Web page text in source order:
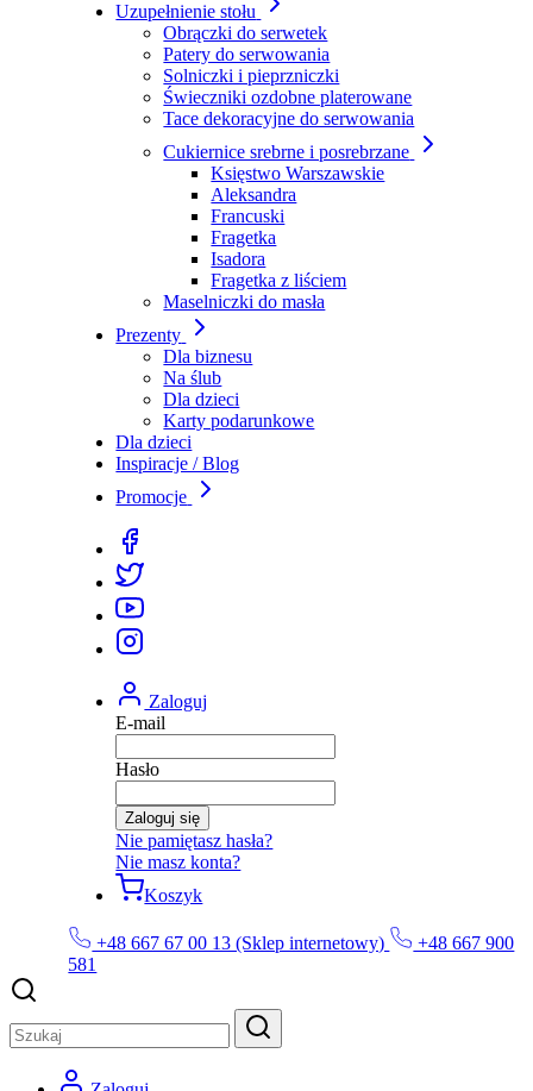
Uzupełnienie stołu
Obrączki do serwetek
Patery do serwowania
Solniczki i pieprzniczki
Świeczniki ozdobne platerowane
Tace dekoracyjne do serwowania
Cukiernice srebrne i posrebrzane
Księstwo Warszawskie
Aleksandra
Francuski
Fragetka
Isadora
Fragetka z liściem
Maselniczki do masła
Prezenty
Dla biznesu
Na ślub
Dla dzieci
Karty podarunkowe
Dla dzieci
Inspiracje / Blog
Promocje
Zaloguj
E-mail
Hasło
Zaloguj się
Nie pamiętasz hasła?
Nie masz konta?
Koszyk
+48 667 67 00 13 (Sklep internetowy)
+48 667 900
581